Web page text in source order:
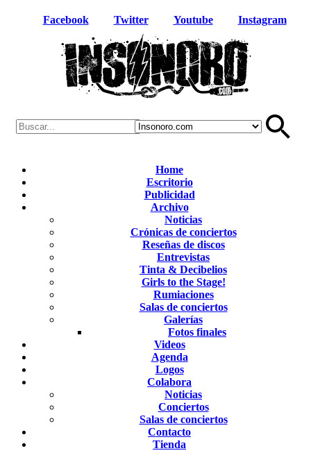
Facebook Twitter Youtube Instagram
Home
Escritorio
Publicidad
Archivo
Noticias
Crónicas de conciertos
Reseñas de discos
Entrevistas
Tinta & Decibelios
Girls to the Stage!
Rumiaciones
Salas de conciertos
Galerías
Fotos finales
Videos
Agenda
Logos
Colabora
Noticias
Conciertos
Salas de conciertos
Contacto
Tienda